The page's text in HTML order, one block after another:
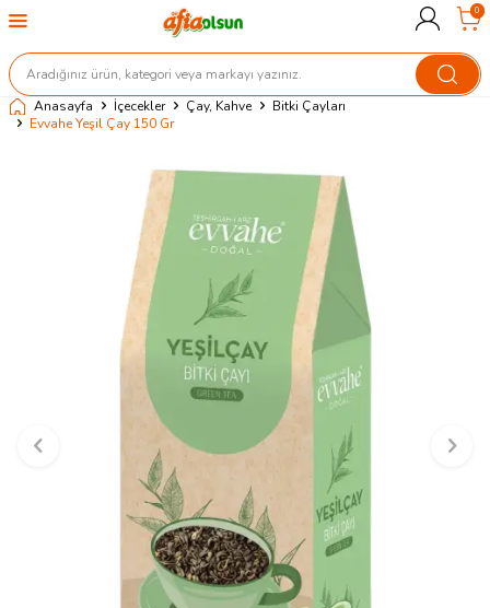
0
Anasayfa İçecekler Çay, Kahve
Bitki Çayları
Evvahe Yeşil Çay 150 Gr